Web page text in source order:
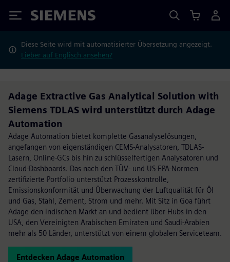
Siemens
Diese Seite wird mit automatisierter Übersetzung angezeigt.
Lieber auf Englisch ansehen?
Adage Extractive Gas Analytical Solution with
Siemens TDLAS wird unterstützt durch Adage
Automation
Adage Automation bietet komplette Gasanalyselösungen,
angefangen von eigenständigen CEMS-Analysatoren, TDLAS-
Lasern, Online-GCs bis hin zu schlüsselfertigen Analysatoren und
Cloud-Dashboards. Das nach den TÜV- und US-EPA-Normen
zertifizierte Portfolio unterstützt Prozesskontrolle,
Emissionskonformität und Überwachung der Luftqualität für Öl
und Gas, Stahl, Zement, Strom und mehr. Mit Sitz in Goa führt
Adage den indischen Markt an und bedient über Hubs in den
USA, den Vereinigten Arabischen Emiraten und Saudi-Arabien
mehr als 50 Länder, unterstützt von einem globalen Serviceteam.
Entdecken Adage Automation